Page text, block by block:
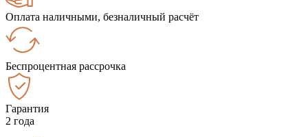
Оплата наличными, безналичный расчёт
Беспроцентная рассрочка
Гарантия
2 года